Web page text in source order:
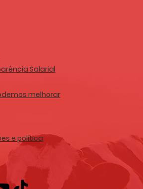
Salarial
melhorar
e política